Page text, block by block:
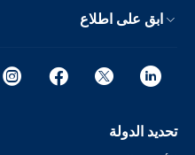
ابق على اطلاع
تحديد الدولة